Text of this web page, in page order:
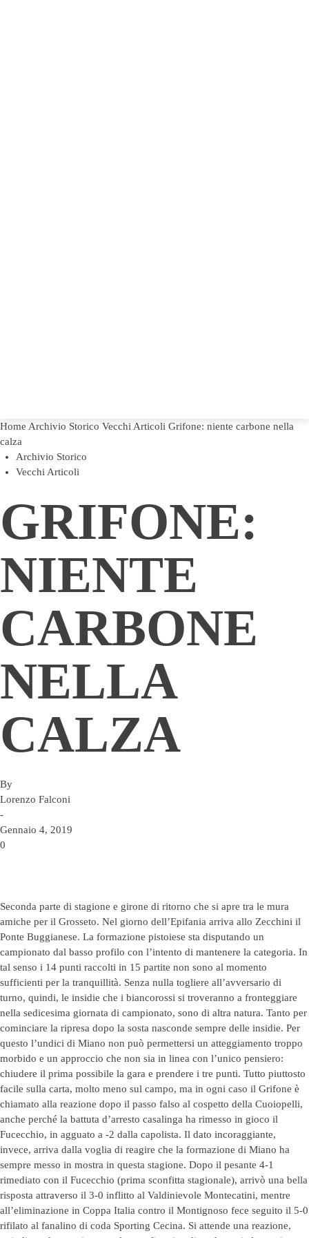
Home Archivio Storico Vecchi Articoli Grifone: niente carbone nella
calza
Archivio Storico
Vecchi Articoli
GRIFONE:
NIENTE
CARBONE
NELLA
CALZA
By
Lorenzo Falconi
-
Gennaio 4, 2019
0
Seconda parte di stagione e girone di ritorno che si apre tra le mura
amiche per il Grosseto. Nel giorno dell’Epifania arriva allo Zecchini il
Ponte Buggianese. La formazione pistoiese sta disputando un
campionato dal basso profilo con l’intento di mantenere la categoria. In
tal senso i 14 punti raccolti in 15 partite non sono al momento
sufficienti per la tranquillità. Senza nulla togliere all’avversario di
turno, quindi, le insidie che i biancorossi si troveranno a fronteggiare
nella sedicesima giornata di campionato, sono di altra natura. Tanto per
cominciare la ripresa dopo la sosta nasconde sempre delle insidie. Per
questo l’undici di Miano non può permettersi un atteggiamento troppo
morbido e un approccio che non sia in linea con l’unico pensiero:
chiudere il prima possibile la gara e prendere i tre punti. Tutto piuttosto
facile sulla carta, molto meno sul campo, ma in ogni caso il Grifone è
chiamato alla reazione dopo il passo falso al cospetto della Cuoiopelli,
anche perché la battuta d’arresto casalinga ha rimesso in gioco il
Fucecchio, in agguato a -2 dalla capolista. Il dato incoraggiante,
invece, arriva dalla voglia di reagire che la formazione di Miano ha
sempre messo in mostra in questa stagione. Dopo il pesante 4-1
rimediato con il Fucecchio (prima sconfitta stagionale), arrivò una bella
risposta attraverso il 3-0 inflitto al Valdinievole Montecatini, mentre
all’eliminazione in Coppa Italia contro il Montignoso fece seguito il 5-0
rifilato al fanalino di coda Sporting Cecina. Si attende una reazione,